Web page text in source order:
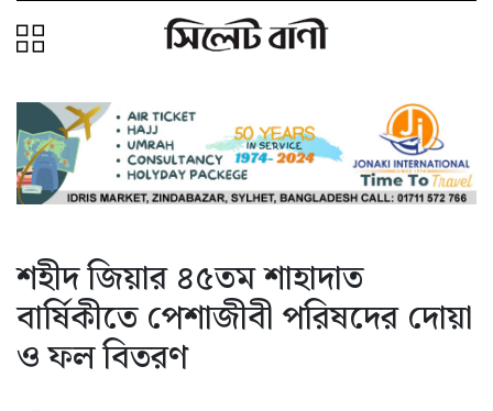
শহীদ জিয়ার ৪৫তম শাহাদাত
বার্ষিকীতে পেশাজীবী পরিষদের দোয়া
ও ফল বিতরণ